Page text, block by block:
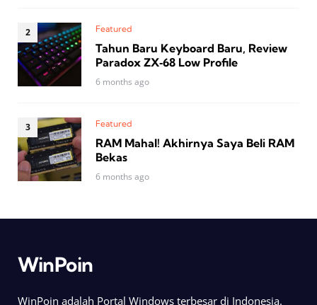
Featured
Tahun Baru Keyboard Baru, Review
Paradox ZX‑68 Low Profile
6 months ago
Featured
RAM Mahal! Akhirnya Saya Beli RAM
Bekas
6 months ago
WinPoin
WinPoin adalah Portal Windows terbesar di Indonesia.